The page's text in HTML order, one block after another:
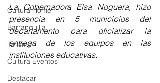
Cultura Home
Barranquilla
Turismo
Cultura Eventos
Destacar
La Gobernadora Elsa Noguera, hizo
presencia en 5 municipios del
departamento para oficializar la
entrega de los equipos en las
instituciones educativas.